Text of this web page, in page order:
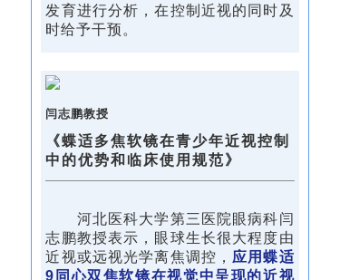
发育进行分析，在控制近视的同时及
时给予干预。
闫志鹏教授
《蝶适多焦软镜在青少年近视控制
中的优势和临床使用规范》
河北医科大学第三医院眼病科闫
志鹏教授表示，眼球生长很大程度由
近视或远视光学离焦调控， 应用蝶适
9同心双焦软镜在视觉中呈现的近视